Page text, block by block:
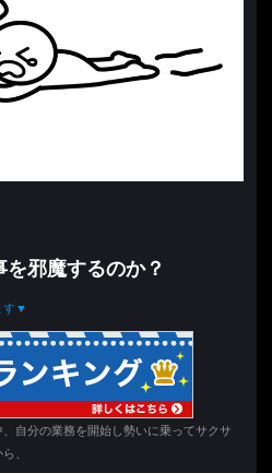
邪魔するのか？
す▼
自分の業務を開始し勢いに乗ってサクサ
、